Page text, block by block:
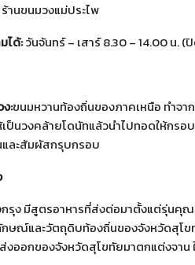
ร้านขนมวงแม่ประไพ
ได้:วันจันทร์ – เสาร์ 8.30 – 14.00 น.
ง:ขนมหวานท้องถิ่นของภาคเหนือ ทำจ
เป็นวงคล้ายโดนัทแล้วนำไปทอดให้กร
และสัมผัสกรุบกรอบ
กรุง มีสูตรอาหารที่ส่งต่อมาตั้งแต่รุ่นคุ
กษณ์และวัตถุดิบท้องถิ่นของจังหวัดสุโข
งออกของจังหวัดสุโขทัยมาตกแต่งจา